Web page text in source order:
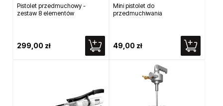
Pistolet przedmuchowy -
zestaw 8 elementów
299,00 zł
Mini pistolet do
przedmuchiwania
49,00 zł